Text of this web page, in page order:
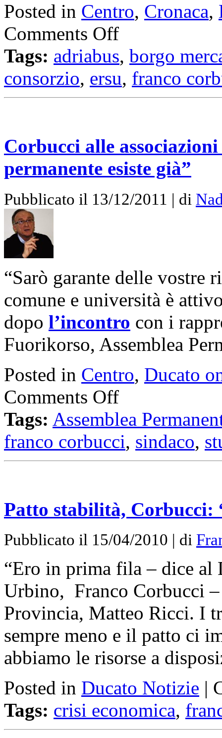
Posted in Centro, Cronaca,
Comments Off
Tags: adriabus, borgo
consorzio, ersu, franco
Corbucci alle
permanente esiste già”
Pubblicato il 13/12/2011 | di
“Sarò garante delle vostre
comune e università è
dopo l’incontro con i
Fuorikorso, Assemblea
Posted in Centro, Ducato
Comments Off
Tags: Assemblea
franco corbucci, sindaco,
Patto stabilità,
Pubblicato il 15/04/2010 | di
“Ero in prima fila – dice
Urbino, Franco Corbucci
Provincia, Matteo Ricci. I
sempre meno e il patto ci
abbiamo le risorse a
Posted in Ducato Notizie |
Tags: crisi economica,